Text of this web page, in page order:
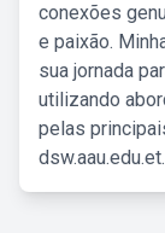
conexões
e paixão.
sua jornada
utilizando
pelas
dsw.aau.edu.et.